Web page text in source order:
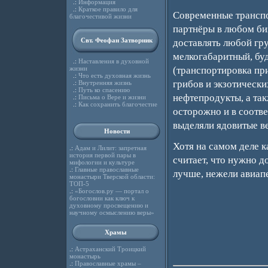
.: Информация
.: Краткое правило для
благочестивой жизни
Свт. Феофан Затворник
.: Наставления в духовной
жизни
.: Что есть духовная жизнь
.: Внутренняя жизнь
.: Путь ко спасению
.: Письма о Вере и жизни
.: Как сохранить благочестие
Новости
.: Адам и Лилит: запретная
история первой пары в
мифологии и культуре
.: Главные православные
монастыри Тверской области:
ТОП-5
.: «Богослов.ру — портал о
богословии как ключ к
духовному просвещению и
научному осмыслению веры»
Храмы
.: Астраханский Троицкий
монастырь
.: Православные храмы –
Современные
партнёры в любом
доставлять любой
мелкогабаритный,
(транспортировка
грибов и
нефтепродукты, а
осторожно и в
выделяли ядовитые
Хотя на самом деле
считает, что нужно
лучше, нежели